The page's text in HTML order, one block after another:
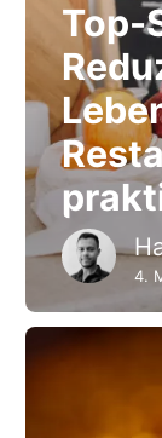
Top-
4.